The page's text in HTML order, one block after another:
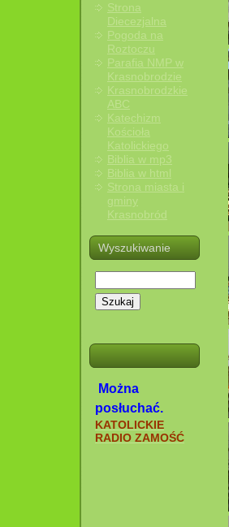
Strona
Diecezjalna
Pogoda na
Roztoczu
Parafia NMP w
Krasnobrodzie
Krasnobrodzkie
ABC
Katechizm
Kościoła
Katolickiego
Biblia w mp3
Biblia w html
Strona miasta i
gminy
Krasnobród
Wyszukiwanie
Szukaj
Można
posłuchać.
KATOLICKIE
RADIO ZAMOŚĆ